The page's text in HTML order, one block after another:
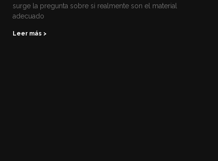
surge la pregunta sobre si realmente son el material
adecuado
Leer más >